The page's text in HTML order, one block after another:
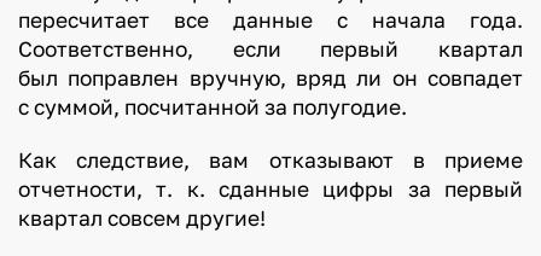
пересчитает все данные с начала года.
Соответственно, если первый квартал
был поправлен вручную, вряд ли он совпадет
с суммой, посчитанной за полугодие.
Как следствие, вам отказывают в приеме
отчетности, т. к. сданные цифры за первый
квартал совсем другие!